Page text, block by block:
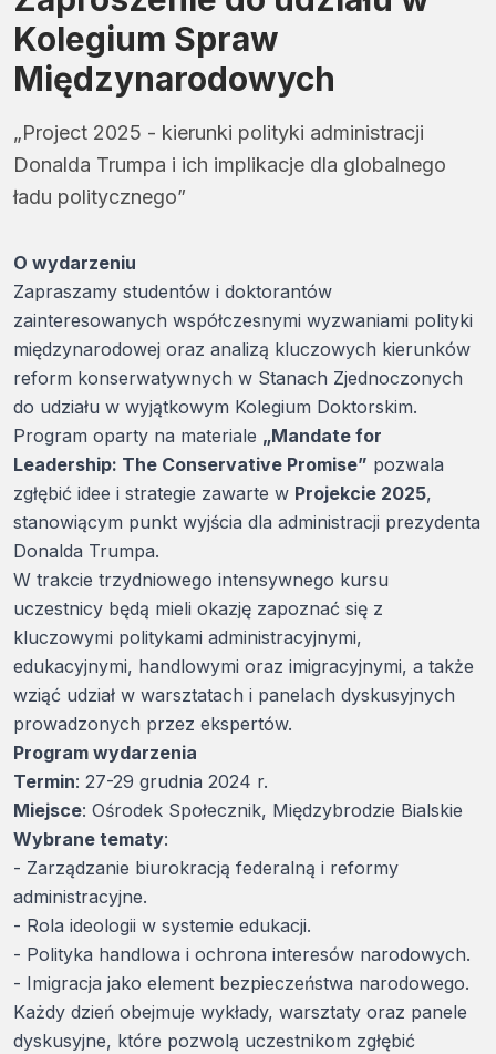
Kolegium Spraw
Międzynarodowych
„Project 2025 - kierunki polityki administracji
Donalda Trumpa i ich implikacje dla globalnego
ładu politycznego”
O wydarzeniu
Zapraszamy studentów i doktorantów
zainteresowanych współczesnymi wyzwaniami polityki
międzynarodowej oraz analizą kluczowych kierunków
reform konserwatywnych w Stanach Zjednoczonych
do udziału w wyjątkowym Kolegium Doktorskim.
Program oparty na materiale „Mandate for
Leadership: The Conservative Promise” pozwala
zgłębić idee i strategie zawarte w Projekcie 2025,
stanowiącym punkt wyjścia dla administracji prezydenta
Donalda Trumpa.
W trakcie trzydniowego intensywnego kursu
uczestnicy będą mieli okazję zapoznać się z
kluczowymi politykami administracyjnymi,
edukacyjnymi, handlowymi oraz imigracyjnymi, a także
wziąć udział w warsztatach i panelach dyskusyjnych
prowadzonych przez ekspertów.
Program wydarzenia
Termin: 27-29 grudnia 2024 r.
Miejsce: Ośrodek Społecznik, Międzybrodzie Bialskie
Wybrane tematy:
- Zarządzanie biurokracją federalną i reformy
administracyjne.
- Rola ideologii w systemie edukacji.
- Polityka handlowa i ochrona interesów narodowych.
- Imigracja jako element bezpieczeństwa narodowego.
Każdy dzień obejmuje wykłady, warsztaty oraz panele
dyskusyjne, które pozwolą uczestnikom zgłębić